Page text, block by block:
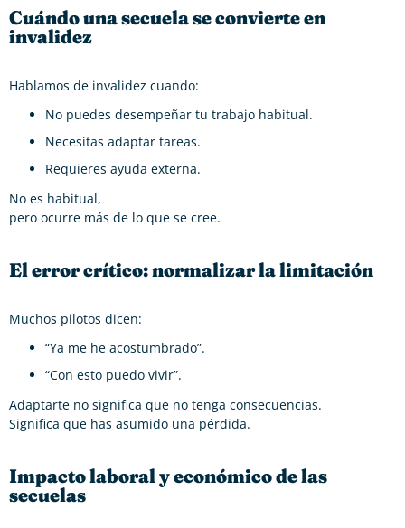
Cuándo una secuela se convierte en
invalidez
Hablamos de invalidez cuando:
No puedes desempeñar tu trabajo habitual.
Necesitas adaptar tareas.
Requieres ayuda externa.
No es habitual,
pero ocurre más de lo que se cree.
El error crítico: normalizar la limitación
Muchos pilotos dicen:
“Ya me he acostumbrado”.
“Con esto puedo vivir”.
Adaptarte no significa que no tenga consecuencias.
Significa que has asumido una pérdida.
Impacto laboral y económico de las
secuelas